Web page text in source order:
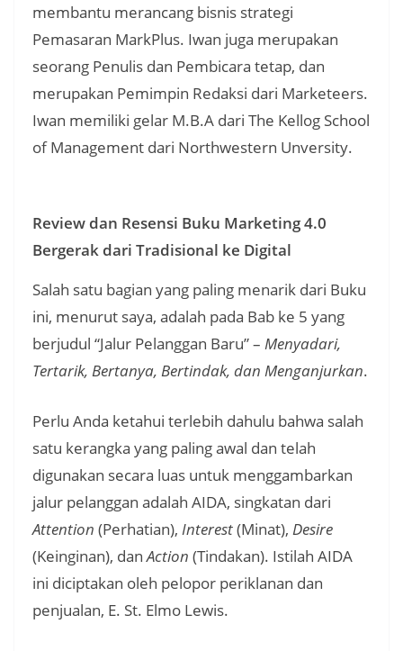
membantu merancang bisnis strategi
Pemasaran MarkPlus. Iwan juga merupakan
seorang Penulis dan Pembicara tetap, dan
merupakan Pemimpin Redaksi dari Marketeers.
Iwan memiliki gelar M.B.A dari The Kellog School
of Management dari Northwestern Unversity.
Review dan Resensi Buku Marketing 4.0
Bergerak dari Tradisional ke Digital
Salah satu bagian yang paling menarik dari Buku
ini, menurut saya, adalah pada Bab ke 5 yang
berjudul “Jalur Pelanggan Baru” – Menyadari,
Tertarik, Bertanya, Bertindak, dan Menganjurkan.
Perlu Anda ketahui terlebih dahulu bahwa salah
satu kerangka yang paling awal dan telah
digunakan secara luas untuk menggambarkan
jalur pelanggan adalah AIDA, singkatan dari
Attention (Perhatian), Interest(Minat), Desire
(Keinginan), danAction (Tindakan). Istilah AIDA
ini diciptakan oleh pelopor periklanan dan
penjualan, E. St. Elmo Lewis.